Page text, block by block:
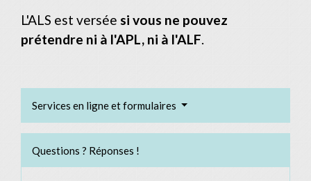
L'ALS est versée si vous ne pouvez
prétendre ni à l'APL, ni à l'ALF.
Services en ligne et formulaires
Questions ? Réponses !